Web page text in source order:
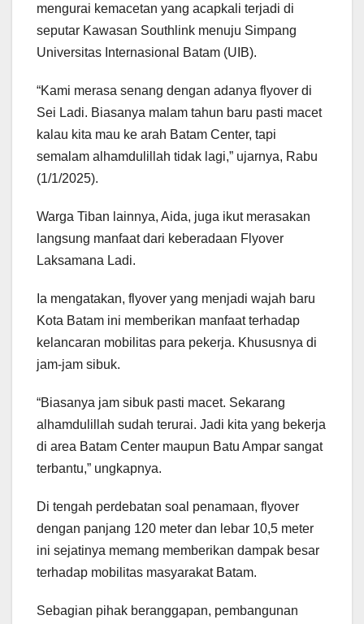
mengurai kemacetan yang acapkali terjadi di
seputar Kawasan Southlink menuju Simpang
Universitas Internasional Batam (UIB).
“Kami merasa senang dengan adanya flyover di
Sei Ladi. Biasanya malam tahun baru pasti macet
kalau kita mau ke arah Batam Center, tapi
semalam alhamdulillah tidak lagi,” ujarnya, Rabu
(1/1/2025).
Warga Tiban lainnya, Aida, juga ikut merasakan
langsung manfaat dari keberadaan Flyover
Laksamana Ladi.
Ia mengatakan, flyover yang menjadi wajah baru
Kota Batam ini memberikan manfaat terhadap
kelancaran mobilitas para pekerja. Khususnya di
jam-jam sibuk.
“Biasanya jam sibuk pasti macet. Sekarang
alhamdulillah sudah terurai. Jadi kita yang bekerja
di area Batam Center maupun Batu Ampar sangat
terbantu,” ungkapnya.
Di tengah perdebatan soal penamaan, flyover
dengan panjang 120 meter dan lebar 10,5 meter
ini sejatinya memang memberikan dampak besar
terhadap mobilitas masyarakat Batam.
Sebagian pihak beranggapan, pembangunan